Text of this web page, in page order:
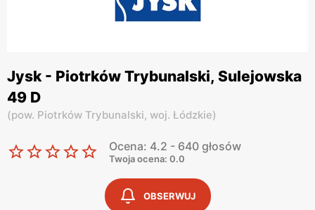
Jysk - Piotrków Trybunalski, Sulejowska
49 D
(pow. Piotrków Trybunalski, woj. Łódzkie)
Ocena: 4.2 - 640 głosów
Twoja ocena: 0.0
OBSERWUJ